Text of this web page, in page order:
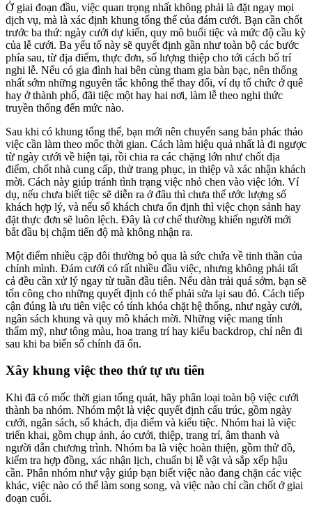
Ở giai đoạn đầu, việc quan trọng nhất không phải là đặt ngay mọi
dịch vụ, mà là xác định khung tổng thể của đám cưới. Bạn cần chốt
trước ba thứ: ngày cưới dự kiến, quy mô buổi tiệc và mức độ cầu kỳ
của lễ cưới. Ba yếu tố này sẽ quyết định gần như toàn bộ các bước
phía sau, từ địa điểm, thực đơn, số lượng thiệp cho tới cách bố trí
nghi lễ. Nếu có gia đình hai bên cùng tham gia bàn bạc, nên thống
nhất sớm những nguyên tắc không thể thay đổi, ví dụ tổ chức ở quê
hay ở thành phố, đãi tiệc một hay hai nơi, làm lễ theo nghi thức
truyền thống đến mức nào.
Sau khi có khung tổng thể, bạn mới nên chuyển sang bản phác thảo
việc cần làm theo mốc thời gian. Cách làm hiệu quả nhất là đi ngược
từ ngày cưới về hiện tại, rồi chia ra các chặng lớn như chốt địa
điểm, chốt nhà cung cấp, thử trang phục, in thiệp và xác nhận khách
mời. Cách này giúp tránh tình trạng việc nhỏ chen vào việc lớn. Ví
dụ, nếu chưa biết tiệc sẽ diễn ra ở đâu thì chưa thể ước lượng số
khách hợp lý, và nếu số khách chưa ổn định thì việc chọn sảnh hay
đặt thực đơn sẽ luôn lệch. Đây là cơ chế thường khiến người mới
bắt đầu bị chậm tiến độ mà không nhận ra.
Một điểm nhiều cặp đôi thường bỏ qua là sức chứa về tinh thần của
chính mình. Đám cưới có rất nhiều đầu việc, nhưng không phải tất
cả đều cần xử lý ngay từ tuần đầu tiên. Nếu dàn trải quá sớm, bạn sẽ
tốn công cho những quyết định có thể phải sửa lại sau đó. Cách tiếp
cận đúng là ưu tiên việc có tính khóa chặt hệ thống, như ngày cưới,
ngân sách khung và quy mô khách mời. Những việc mang tính
thẩm mỹ, như tông màu, hoa trang trí hay kiểu backdrop, chỉ nên đi
sau khi ba biến số chính đã ổn.
Xây khung việc theo thứ tự ưu tiên
Khi đã có mốc thời gian tổng quát, hãy phân loại toàn bộ việc cưới
thành ba nhóm. Nhóm một là việc quyết định cấu trúc, gồm ngày
cưới, ngân sách, số khách, địa điểm và kiểu tiệc. Nhóm hai là việc
triển khai, gồm chụp ảnh, áo cưới, thiệp, trang trí, âm thanh và
người dẫn chương trình. Nhóm ba là việc hoàn thiện, gồm thử đồ,
kiểm tra hợp đồng, xác nhận lịch, chuẩn bị lễ vật và sắp xếp hậu
cần. Phân nhóm như vậy giúp bạn biết việc nào đang chặn các việc
khác, việc nào có thể làm song song, và việc nào chỉ cần chốt ở giai
đoạn cuối.